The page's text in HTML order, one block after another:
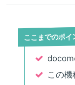
ここまでのポイ
この